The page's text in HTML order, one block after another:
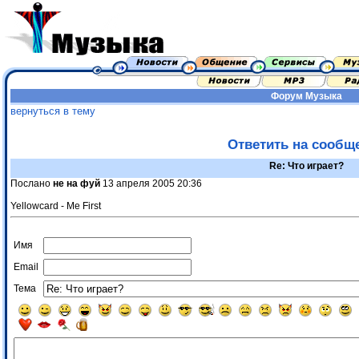
Форум Музыка
вернуться в тему
Ответить на
Re: Что играет?
Послано не на фуй 13 апреля 2005 20:36
Yellowcard - Me First
Имя
Email
Тема